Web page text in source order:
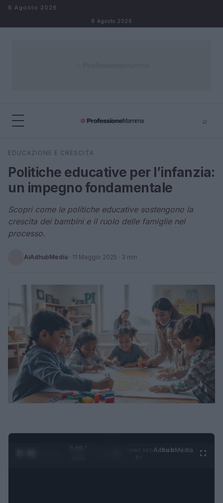
Salta al contenuto
8 Agosto 2026
8 Agosto 2026
⌕
Cerca
EDUCAZIONE E CRESCITA
Politiche educative per l’infanzia:
un impegno fondamentale
Scopri come le politiche educative sostengono la
crescita dei bambini e il ruolo delle famiglie nel
processo.
AiAdhubMedia · 11 Maggio 2025 · 3 min
0:28 /
AdhubMedia